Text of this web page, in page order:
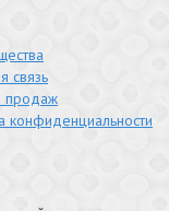
связь
продаж
конфиденциальности